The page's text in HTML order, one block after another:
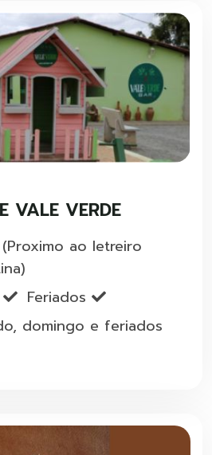
VALE VERDE
ao letreiro
Feriados
domingo e feriados